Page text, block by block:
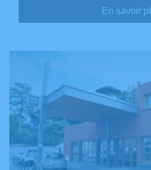
En savoir